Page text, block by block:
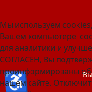
Мы используем
Вашем компьютере,
для аналитики и
СОГЛАСЕН, Вы
проинформированы об
нашем сайте.